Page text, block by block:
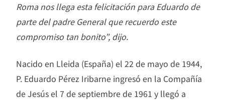
Roma nos llega esta felicitación para Eduardo de
parte del padre General que recuerdo este
compromiso tan bonito”, dijo.
Nacido en Lleida (España) el 22 de mayo de 1944,
P. Eduardo Pérez Iribarne ingresó en la Compañía
de Jesús el 7 de septiembre de 1961 y llegó a